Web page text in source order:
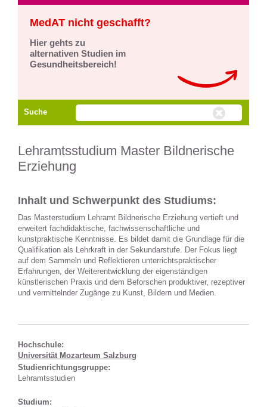
MedAT nicht geschafft?
Hier gehts zu
alternativen Studien im
Gesundheitsbereich!
Suche
Lehramtsstudium Master Bildnerische
Erziehung
Inhalt und Schwerpunkt des Studiums:
Das Masterstudium Lehramt Bildnerische Erziehung vertieft und
erweitert fachdidaktische, fachwissenschaftliche und
kunstpraktische Kenntnisse. Es bildet damit die Grundlage für die
Qualifikation als Lehrkraft in der Sekundarstufe. Der Fokus liegt
auf dem Sammeln und Reflektieren unterrichtspraktischer
Erfahrungen, der Weiterentwicklung der eigenständigen
künstlerischen Praxis und dem Beforschen produktiver, rezeptiver
und vermittelnder Zugänge zu Kunst, Bildern und Medien.
Hochschule:
Universität Mozarteum Salzburg
Studienrichtungsgruppe:
Lehramtsstudien
Studium: